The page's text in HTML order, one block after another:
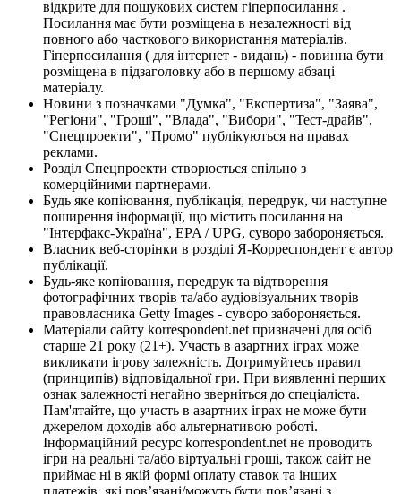
відкрите для пошукових систем гіперпосилання .
Посилання має бути розміщена в незалежності від
повного або часткового використання матеріалів.
Гіперпосилання ( для інтернет - видань) - повинна бути
розміщена в підзаголовку або в першому абзаці
матеріалу.
Новини з позначками "Думка", "Експертиза", "Заява",
"Регіони", "Гроші", "Влада", "Вибори", "Тест-драйв",
"Спецпроекти", "Промо" публікуються на правах
реклами.
Розділ Спецпроекти створюється спільно з
комерційними партнерами.
Будь яке копіювання, публікація, передрук, чи наступне
поширення інформації, що містить посилання на
"Інтерфакс-Україна", EPA / UPG, суворо забороняється.
Власник веб-сторінки в розділі Я-Корреспондент є автор
публікації.
Будь-яке копіювання, передрук та відтворення
фотографічних творів та/або аудіовізуальних творів
правовласника Getty Images - суворо забороняється.
Матеріали сайту korrespondent.net призначені для осіб
старше 21 року (21+). Участь в азартних іграх може
викликати ігрову залежність. Дотримуйтесь правил
(принципів) відповідальної гри. При виявленні перших
ознак залежності негайно зверніться до спеціаліста.
Пам'ятайте, що участь в азартних іграх не може бути
джерелом доходів або альтернативою роботі.
Інформаційний ресурс korrespondent.net не проводить
ігри на реальні та/або віртуальні гроші, також сайт не
приймає ні в якій формі оплату ставок та інших
платежів, які пов’язані/можуть бути пов’язані з